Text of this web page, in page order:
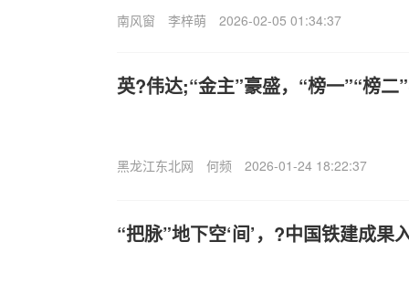
南风窗 李梓萌 2026-02-05 01:34:37
英?伟达;“金主”豪盛，“榜一”“榜二
黑龙江东北网 何频 2026-01-24 18:22:37
“把脉”地下空‘间’，?中国铁建成果